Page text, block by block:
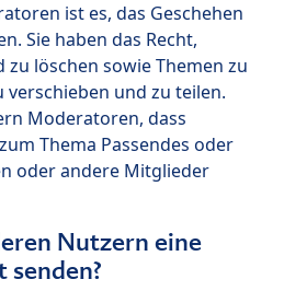
ist es, das Geschehen
Sie haben das Recht,
löschen sowie Themen zu
verschieben und zu teilen.
Moderatoren, dass
Thema Passendes oder
oder andere Mitglieder
Nutzern eine